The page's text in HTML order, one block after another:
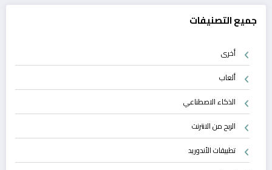
جميع التصنيفات
أخرى
ألعاب
الذكاء الاصطناعي
الربح من الانترنت
تطبيقات الأندوريد